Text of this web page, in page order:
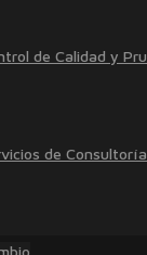
de Calidad y
de